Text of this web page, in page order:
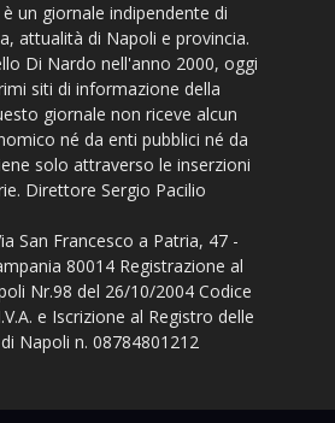
un giornale indipendente di
attualità di Napoli e provincia.
Di Nardo nell'anno 2000, oggi
siti di informazione della
giornale non riceve alcun
né da enti pubblici né da
solo attraverso le inserzioni
Direttore Sergio Pacilio
San Francesco a Patria, 47 -
80014 Registrazione al
Nr.98 del 26/10/2004 Codice
e Iscrizione al Registro delle
Napoli n. 08784801212